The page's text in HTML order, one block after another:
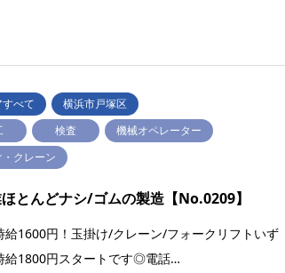
べて
横浜市戸塚区
検査
機械オペレーター
クレーン
とんどナシ/ゴムの製造【No.0209】
給1600円！玉掛け/クレーン/フォークリフトいず
給1800円スタートです◎電話…